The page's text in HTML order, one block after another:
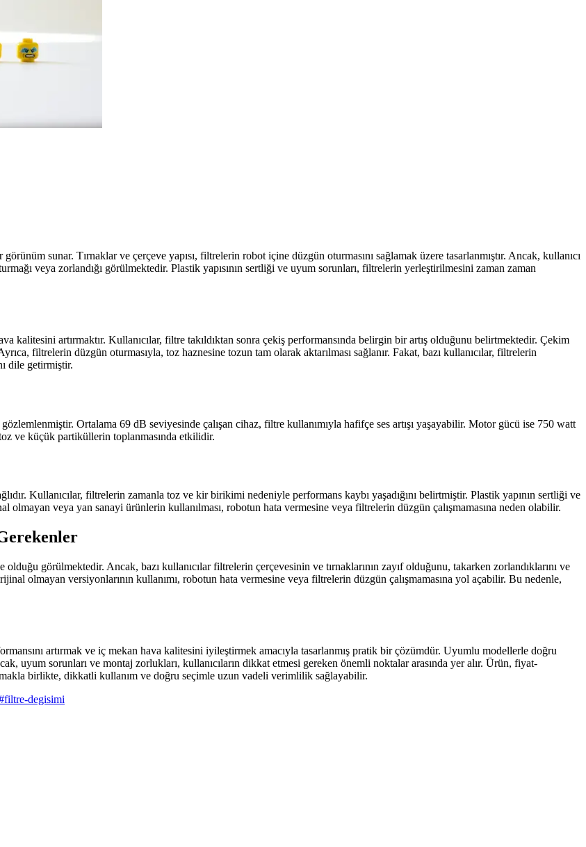
sunar. Tırnaklar ve çerçeve yapısı, filtrelerin robot içine düzgün oturmasını sağlamak üzere tasarlanmıştır. Ancak, kullanıcı
veya zorlandığı görülmektedir. Plastik yapısının sertliği ve uyum sorunları, filtrelerin yerleştirilmesini zaman zaman
kalitesini artırmaktır. Kullanıcılar, filtre takıldıktan sonra çekiş performansında belirgin bir artış olduğunu belirtmektedir. Çekim
filtrelerin düzgün oturmasıyla, toz haznesine tozun tam olarak aktarılması sağlanır. Fakat, bazı kullanıcılar, filtrelerin
dile getirmiştir.
Ortalama 69 dB seviyesinde çalışan cihaz, filtre kullanımıyla hafifçe ses artışı yaşayabilir. Motor gücü ise 750 watt
ve küçük partiküllerin toplanmasında etkilidir.
Kullanıcılar, filtrelerin zamanla toz ve kir birikimi nedeniyle performans kaybı yaşadığını belirtmiştir. Plastik yapının sertliği ve
veya yan sanayi ürünlerin kullanılması, robotun hata vermesine veya filtrelerin düzgün çalışmamasına neden olabilir.
görülmektedir. Ancak, bazı kullanıcılar filtrelerin çerçevesinin ve tırnaklarının zayıf olduğunu, takarken zorlandıklarını ve
olmayan versiyonlarının kullanımı, robotun hata vermesine veya filtrelerin düzgün çalışmamasına yol açabilir. Bu nedenle,
artırmak ve iç mekan hava kalitesini iyileştirmek amacıyla tasarlanmış pratik bir çözümdür. Uyumlu modellerle doğru
uyum sorunları ve montaj zorlukları, kullanıcıların dikkat etmesi gereken önemli noktalar arasında yer alır. Ürün, fiyat-
birlikte, dikkatli kullanım ve doğru seçimle uzun vadeli verimlilik sağlayabilir.
filtre-degisimi